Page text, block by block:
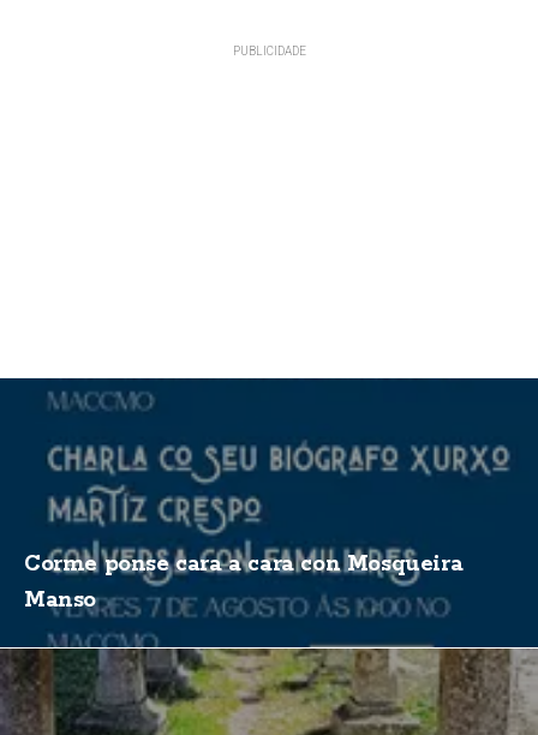
Corme ponse cara a cara con Mosqueira
Manso